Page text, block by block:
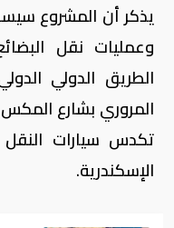
يذكر أن المشروع
وعمليات نقل
الطريق الدولي
المروري بشارع
تكدس سيارات النقل
الإسكندرية.